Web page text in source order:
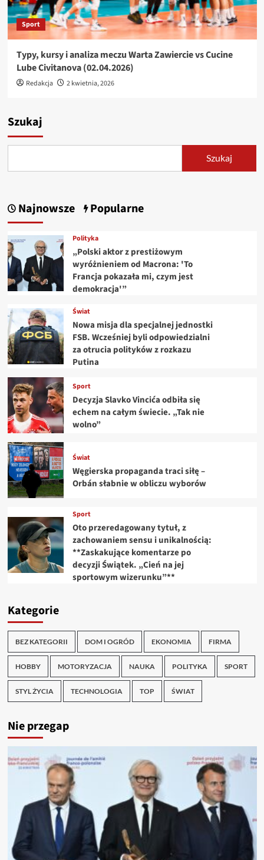
Sport
Typy, kursy i analiza meczu Warta Zawiercie vs Cucine
Lube Civitanova (02.04.2026)
Redakcja 2 kwietnia, 2026
Szukaj
Szukaj
Najnowsze Popularne
Polityka
„Polski aktor z prestiżowym
wyróżnieniem od Macrona: 'To
Francja pokazała mi, czym jest
demokracja'”
Świat
Nowa misja dla specjalnej jednostki
FSB. Wcześniej byli odpowiedzialni
za otrucia polityków z rozkazu
Putina
Sport
Decyzja Slavko Vincića odbiła się
echem na całym świecie. „Tak nie
wolno”
Świat
Węgierska propaganda traci siłę –
Orbán słabnie w obliczu wyborów
Sport
Oto przeredagowany tytuł, z
zachowaniem sensu i unikalnością:
**Zaskakujące komentarze po
decyzji Świątek. „Cień na jej
sportowym wizerunku”**
Kategorie
BEZ KATEGORII DOM I OGRÓD EKONOMIA FIRMA
HOBBY MOTORYZACJA NAUKA POLITYKA SPORT
STYL ŻYCIA TECHNOLOGIA TOP ŚWIAT
Nie przegap